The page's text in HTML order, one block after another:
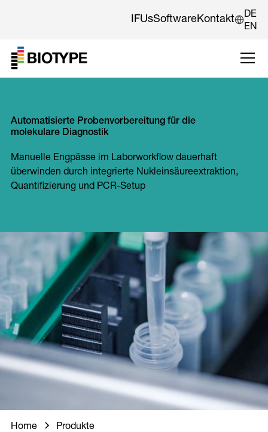
IFUsSoftwareKontakt
DE
EN
Automatisierte Probenvorbereitung für die
molekulare Diagnostik
Manuelle Engpässe im Laborworkflow dauerhaft
überwinden durch integrierte Nukleinsäureextraktion,
Quantifizierung und PCR-Setup
Home Produkte